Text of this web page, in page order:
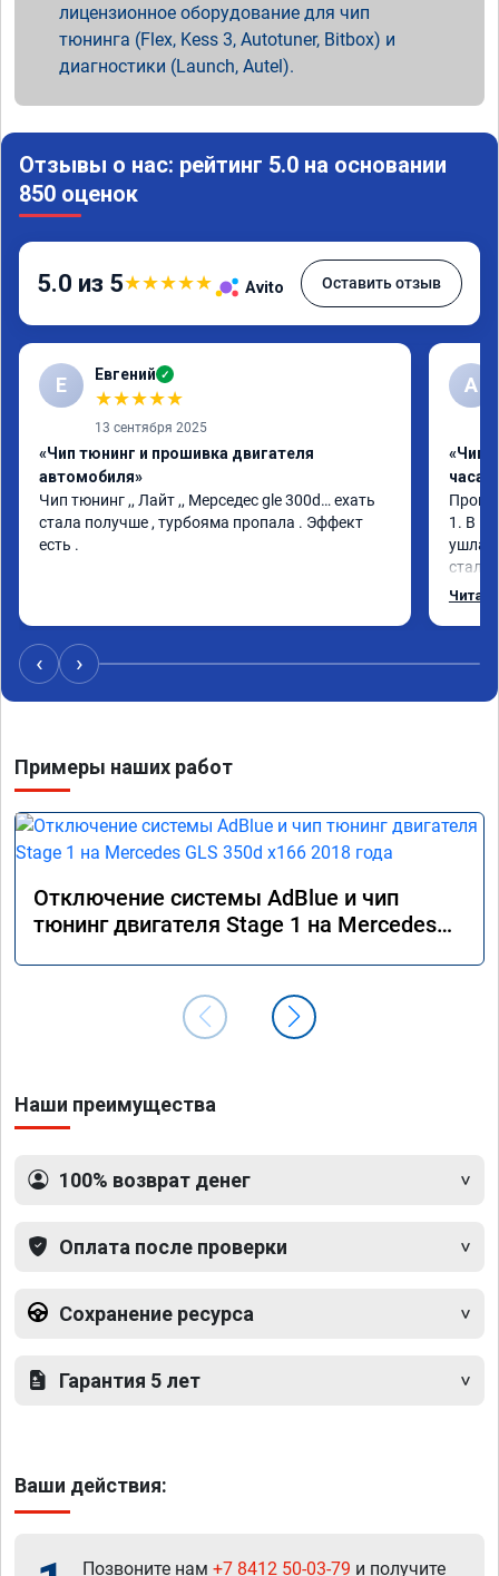
лицензионное оборудование для чип
тюнинга (Flex, Kess 3, Autotuner, Bitbox) и
диагностики (Launch, Autel).
Отзывы о нас: рейтинг 5.0 на основании
850 оценок
5.0 из 5★★★★★ Avito Оставить отзыв
Е Евгений ✓
★★★★★
13 сентября 2025
«Чип тюнинг и прошивка двигателя
автомобиля»
Чип тюнинг ,, Лайт ,, Мерседес gle 300d… ехать
стала получше , турбояма пропала . Эффект
есть .
А
«Чип
часа»
1. В
ушла
стало
Одни
‹ ›
Примеры наших работ
Отключение системы AdBlue и чип
тюнинг двигателя Stage 1 на Mercedes
Наши преимущества
100% возврат денег
Оплата после проверки
Сохранение ресурса
Гарантия 5 лет
Ваши действия:
Позвоните нам +7 8412 50-03-79 и получите